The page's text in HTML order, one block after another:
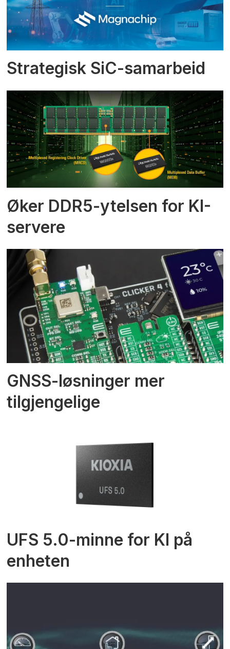
Strategisk SiC-samarbeid
Øker DDR5-ytelsen for KI-
servere
GNSS-løsninger mer
tilgjengelige
UFS 5.0-minne for KI på
enheten